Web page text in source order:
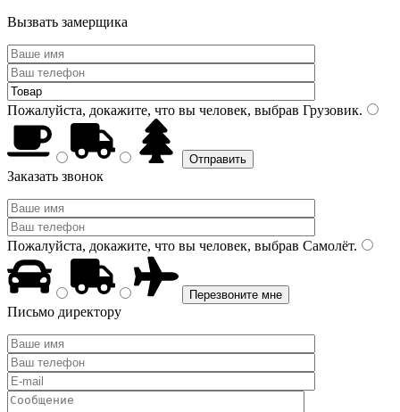
Вызвать замерщика
Пожалуйста, докажите, что вы человек, выбрав Грузовик.
Заказать звонок
Пожалуйста, докажите, что вы человек, выбрав Самолёт.
Письмо директору